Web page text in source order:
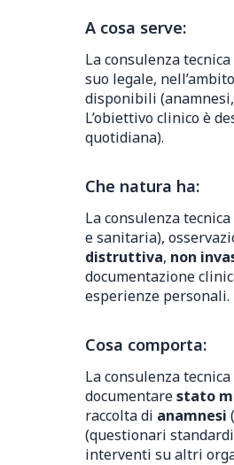
A cosa serve:
La consulenza
suo legale,
disponibili
L’obiettivo clinico è
quotidiana).
Che natura ha:
La consulenza
e sanitaria),
distruttiva, non
documentazione
esperienze personali.
Cosa comporta:
La consulenza
documentarestato
raccolta di anamnesi
(questionari
interventi su altri